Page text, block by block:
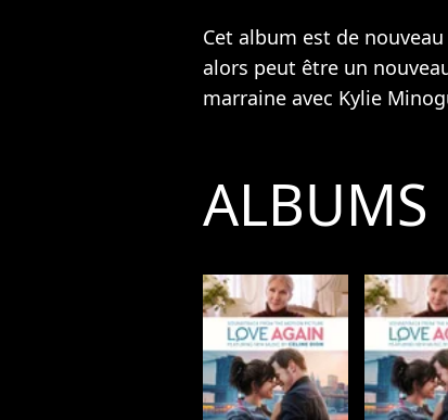
Cet album est de
alors peut être un
marraine avec Kylie
ALBUMS